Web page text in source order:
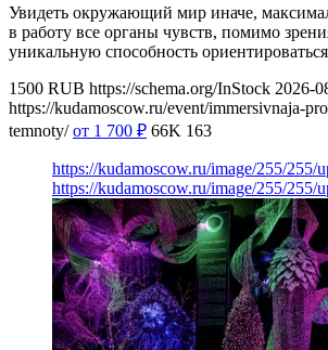
Увидеть окружающий мир иначе,
в работу все органы чувств, помимо
уникальную способность
1500 RUB https://schema.org/InStock 2026-
https://kudamoscow.ru/event/immersivnaja-
temnoty/ от 1 700 ₽ 66K 163
https://kudamoscow.ru/image/255/255/
https://kudamoscow.ru/image/255/255/